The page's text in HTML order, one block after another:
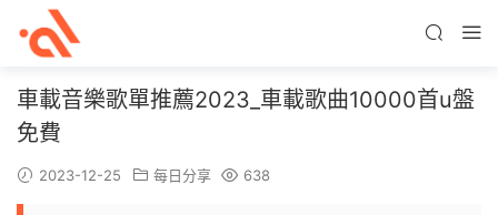
車載音樂歌單推薦2023_車載歌曲10000首u盤
免費
2023-12-25 每日分享 638